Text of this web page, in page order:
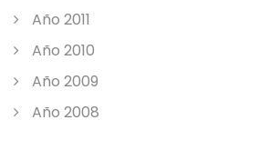
Año 2011
Año 2010
Año 2009
Año 2008